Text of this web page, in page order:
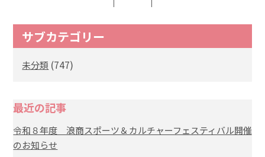
サブカテゴリー
未分類 (747)
最近の記事
令和８年度 浪商スポーツ＆カルチャーフェスティバル開催
のお知らせ